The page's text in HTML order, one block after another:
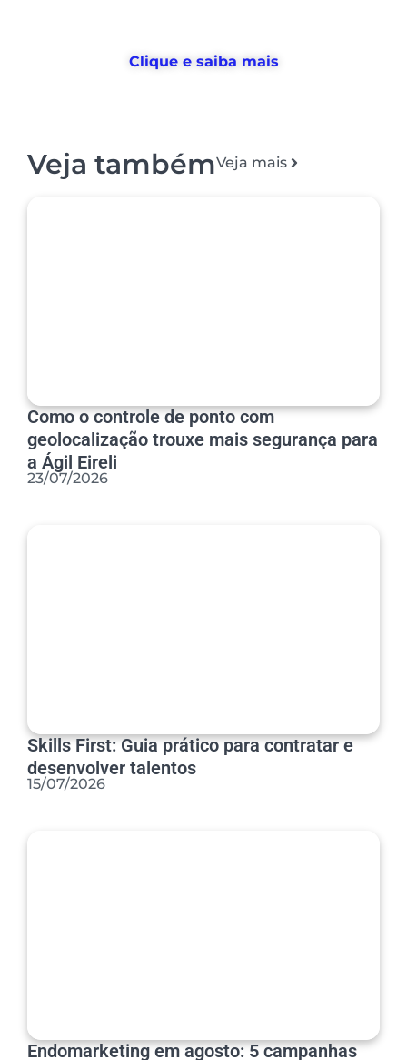
Clique e saiba mais
Veja tambémVeja mais
Como o controle de ponto com
geolocalização trouxe mais segurança para
a Ágil Eireli
23/07/2026
Skills First: Guia prático para contratar e
desenvolver talentos
15/07/2026
Endomarketing em agosto: 5 campanhas